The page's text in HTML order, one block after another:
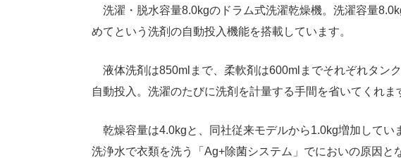
洗濯・脱水容量8.0kgのドラム式洗濯乾燥機。洗濯容量
めてという洗剤の自動投入機能を搭載しています。
液体洗剤は850mlまで、柔軟剤は600mlまでそれぞれタン
自動投入。洗濯のたびに洗剤を計量する手間を省いてくれま
乾燥容量は4.0kgと、同社従来モデルから1.0kg増加してい
洗浄水で衣類を洗う「Ag+除菌システム」でにおいの原因と